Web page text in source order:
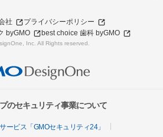
社
プライバシーポリシー
byGMO
best choice 歯科 byGMO
Inc. All Rights reserved.
のセキュリティ事業について
ービス「GMOセキュリティ24」